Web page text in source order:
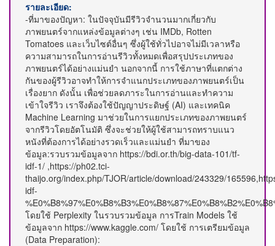
รายละเอียด:
-ที่มาของปัญหา: ในปัจจุบันมีรีวิวจำนวนมากเกี่ยวกับ
ภาพยนตร์จากแหล่งข้อมูลต่างๆ เช่น IMDb, Rotten
Tomatoes และเว็บไซต์อื่นๆ ซึ่งผู้ใช้ทั่วไปอาจไม่มีเวลาหรือ
ความสามารถในการอ่านรีวิวทั้งหมดเพื่อสรุปประเภทของ
ภาพยนตร์ได้อย่างแม่นยำ นอกจากนี้ การใช้ภาษาที่แตกต่าง
กันของผู้รีวิวอาจทำให้การจำแนกประเภทของภาพยนตร์เป็น
เรื่องยาก ดังนั้น เพื่อช่วยลดภาระในการอ่านและทำความ
เข้าใจรีวิว เราจึงต้องใช้ปัญญาประดิษฐ์ (AI) และเทคนิค
Machine Learning มาช่วยในการแยกประเภทของภาพยนตร์
จากรีวิวโดยอัตโนมัติ ซึ่งจะช่วยให้ผู้ใช้สามารถทราบแนว
หนังที่ต้องการได้อย่างรวดเร็วและแม่นยำ ที่มาของ
ข้อมูล:รวบรวมข้อมูลจาก https://bdi.or.th/big-data-101/tf-
idf-1/ ,https://ph02.tci-
thaijo.org/index.php/TJOR/article/download/243329/
idf-
โดยใช้ Perplexity ในรวบรวมข้อมูล การTrain Models ใช้
ข้อมูลจาก https://www.kaggle.com/ โดยใช้ การเตรียมข้อมูล
(Data Preparation):